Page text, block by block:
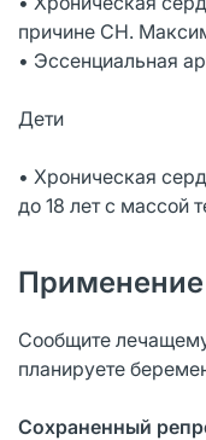
причине СН.
• Эссенциальная
Дети
• Хроническая
до 18 лет с массой
Сообщите
планируете
Сохраненный